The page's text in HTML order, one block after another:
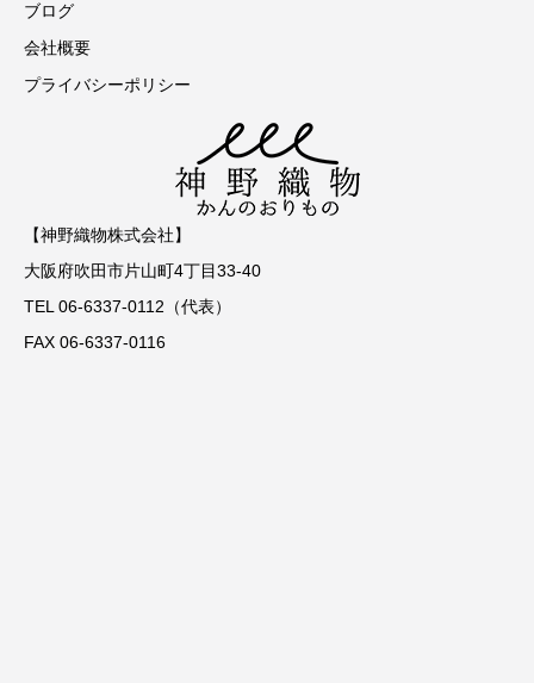
ブログ
会社概要
プライバシーポリシー
【神野織物株式会社】
大阪府吹田市片山町4丁目33-40
TEL 06-6337-0112（代表）
FAX 06-6337-0116